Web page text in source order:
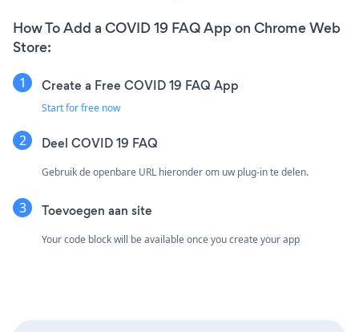
How To Add a COVID 19 FAQ App on Chrome Web
Store:
Create a Free COVID 19 FAQ App
Start for free now
Deel COVID 19 FAQ
Gebruik de openbare URL hieronder om uw plug-in te delen.
Toevoegen aan site
Your code block will be available once you create your app